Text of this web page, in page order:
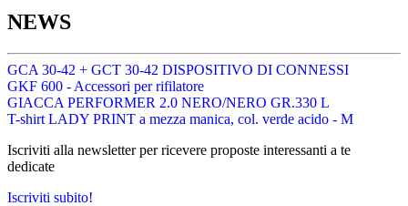
NEWS
GCA 30-42 + GCT 30-42 DISPOSITIVO DI CONNESSI
GKF 600 - Accessori per rifilatore
GIACCA PERFORMER 2.0 NERO/NERO GR.330 L
T-shirt LADY PRINT a mezza manica, col. verde acido - M
Iscriviti alla newsletter per ricevere proposte interessanti a te
dedicate
Iscriviti subito!